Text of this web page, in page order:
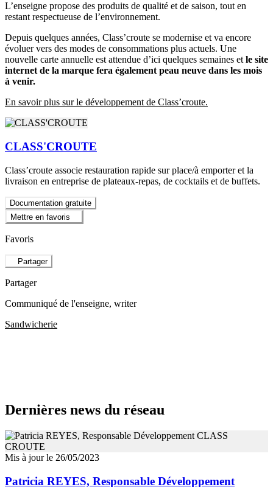
L’enseigne propose des produits de qualité et de saison, tout en
restant respectueuse de l’environnement.
Depuis quelques années, Class’croute se modernise et va encore
évoluer vers des modes de consommations plus actuels. Une
nouvelle carte annuelle est attendue d’ici quelques semaines et le site
internet de la marque fera également peau neuve dans les mois
à venir.
En savoir plus sur le développement de Class’croute.
CLASS'CROUTE
Class’croute associe restauration rapide sur place/à emporter et la
livraison en entreprise de plateaux-repas, de cocktails et de buffets.
Documentation gratuite
Mettre en favoris
Favoris
Partager
Partager
Communiqué de l'enseigne, writer
Sandwicherie
Dernières news du réseau
Mis à jour le 26/05/2023
Patricia REYES, Responsable Développement